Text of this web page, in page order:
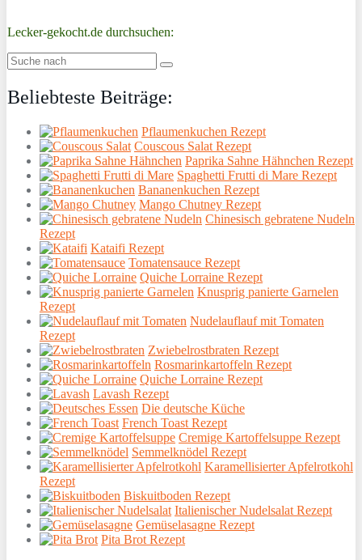
Lecker-gekocht.de durchsuchen:
Beliebteste Beiträge:
Pflaumenkuchen Rezept
Couscous Salat Rezept
Paprika Sahne Hähnchen Rezept
Spaghetti Frutti di Mare Rezept
Bananenkuchen Rezept
Mango Chutney Rezept
Chinesisch gebratene Nudeln
Rezept
Kataifi Rezept
Tomatensauce Rezept
Quiche Lorraine Rezept
Knusprig panierte Garnelen
Rezept
Nudelauflauf mit Tomaten
Rezept
Zwiebelrostbraten Rezept
Rosmarinkartoffeln Rezept
Quiche Lorraine Rezept
Lavash Rezept
Die deutsche Küche
French Toast Rezept
Cremige Kartoffelsuppe Rezept
Semmelknödel Rezept
Karamellisierter Apfelrotkohl
Rezept
Biskuitboden Rezept
Italienischer Nudelsalat Rezept
Gemüselasagne Rezept
Pita Brot Rezept